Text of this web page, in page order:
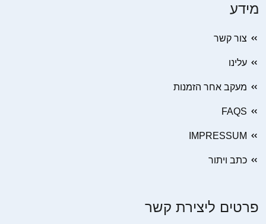
מידע
צור קשר
עלינו
מעקב אחר הזמנות
FAQS
IMPRESSUM
כתב ויתור
פרטים ליצירת קשר